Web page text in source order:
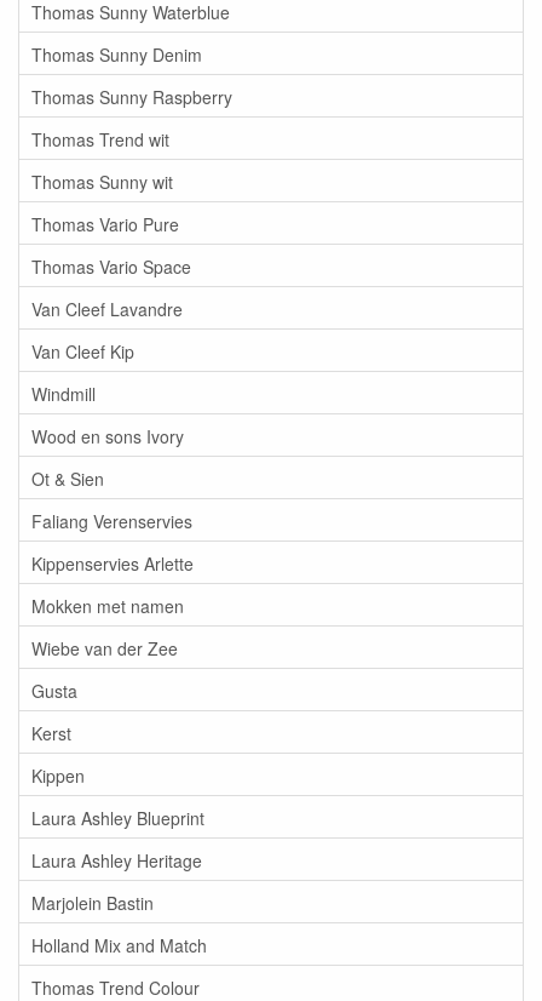
Thomas Sunny Waterblue
Thomas Sunny Denim
Thomas Sunny Raspberry
Thomas Trend wit
Thomas Sunny wit
Thomas Vario Pure
Thomas Vario Space
Van Cleef Lavandre
Van Cleef Kip
Windmill
Wood en sons Ivory
Ot & Sien
Faliang Verenservies
Kippenservies Arlette
Mokken met namen
Wiebe van der Zee
Gusta
Kerst
Kippen
Laura Ashley Blueprint
Laura Ashley Heritage
Marjolein Bastin
Holland Mix and Match
Thomas Trend Colour